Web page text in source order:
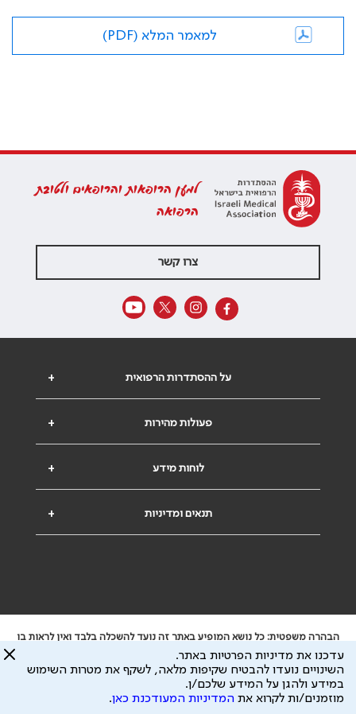
למאמר המלא (PDF)
למען הרופאות והרופאים ולטובת
הרפואה
צרו קשר
+ על ההסתדרות הרפואית
+ פעולות מהירות
+ לוחות מידע
+ תנאים ומדיניות
הבהרה משפטית: כל נושא המופיע באתר זה נועד להשכלה בלבד ואין לראות בו
ייעוץ רפואי או משפטי. אין הר"י אחראית לתוכן המתפרסם באתר זה ולכל נזק
שעלול להיגרם.
ידוע לי שהר"י אוספת ושומרת מידע אישי לצורך מתן השרות וכי חלק ממנו עשוי
להיות מועבר לצדדים שלישיים, הכל בכפוף למדיניות הפרטיות
עדכנו את מדיניות הפרטיות באתר.
השינויים נועדו להבטיח שקיפות מלאה, לשקף את מטרות השימוש
במידע ולהגן על המידע שלכם/ן.
מוזמנים/ות לקרוא את המדיניות המעודכנת כאן.